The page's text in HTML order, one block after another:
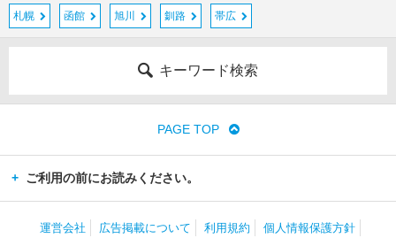
札幌 函館 旭川 釧路 帯広
キーワード検索
PAGE TOP
ご利用の前にお読みください。
運営会社 広告掲載について 利用規約 個人情報保護方針